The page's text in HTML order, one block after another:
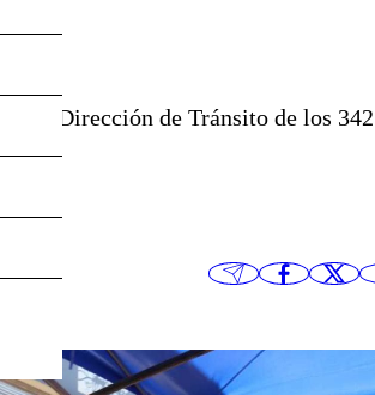
la Dirección de Tránsito de los 342